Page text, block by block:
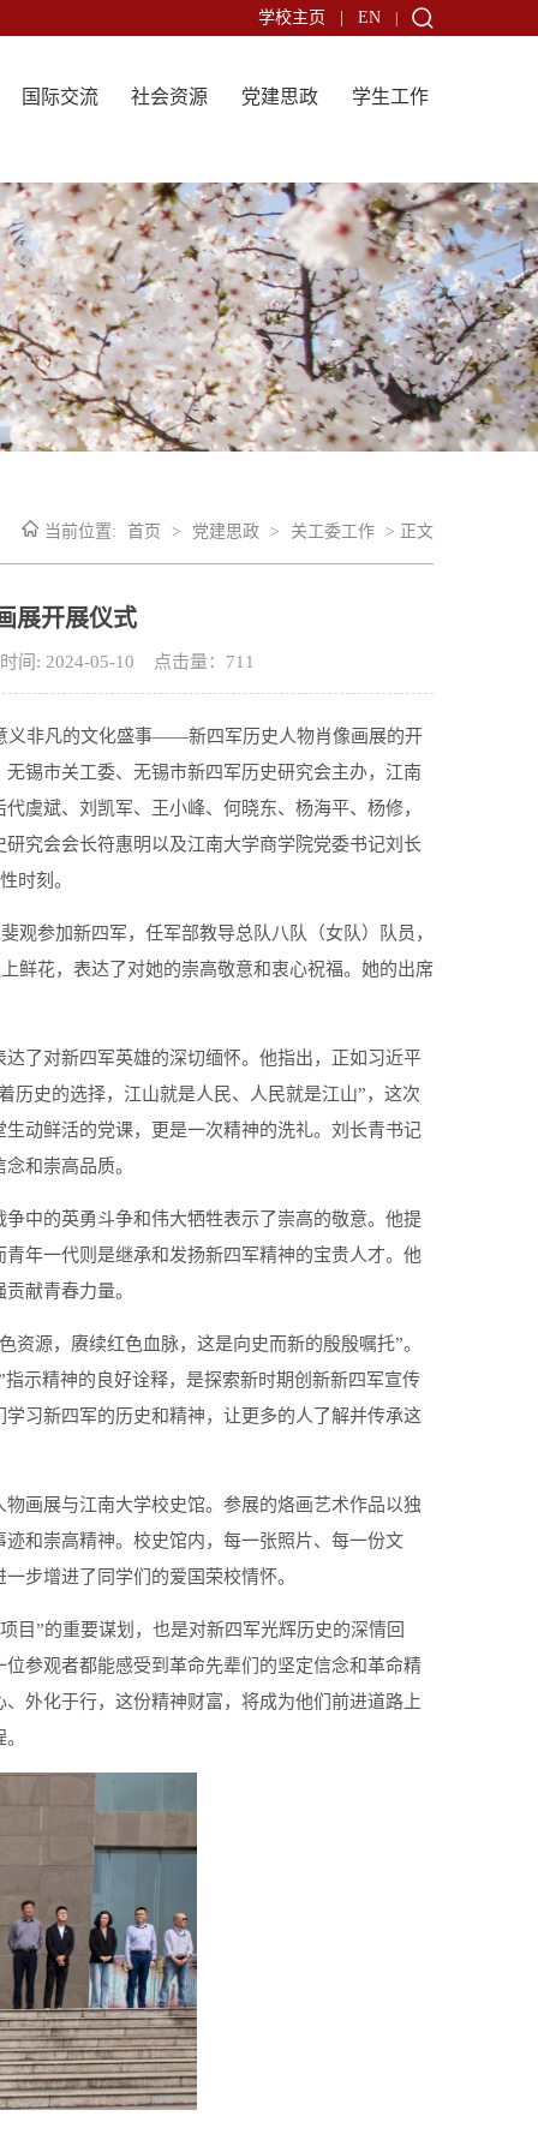
学校主页 EN
国际交流 社会资源 党建思政 学生工作
当前位置: 首页 > 党建思政 > 关工委工作 > 正文
展开展仪式
间: 2024-05-10 点击量： 711
义非凡的文化盛事——新四军历史人物肖像画展的开
锡市关工委、无锡市新四军历史研究会主办，江南
虞斌、刘凯军、王小峰、何晓东、杨海平、杨修，
究会会长符惠明以及江南大学商学院党委书记刘长
时刻。
观参加新四军，任军部教导总队八队（女队）队员，
鲜花，表达了对她的崇高敬意和衷心祝福。她的出席
了对新四军英雄的深切缅怀。他指出，正如习近平
历史的选择，江山就是人民、人民就是江山”，这次
动鲜活的党课，更是一次精神的洗礼。刘长青书记
和崇高品质。
中的英勇斗争和伟大牺牲表示了崇高的敬意。他提
年一代则是继承和发扬新四军精神的宝贵人才。他
献青春力量。
源，赓续红色血脉，这是向史而新的殷殷嘱托”。
示精神的良好诠释，是探索新时期创新新四军宣传
习新四军的历史和精神，让更多的人了解并传承这
画展与江南大学校史馆。参展的烙画艺术作品以独
和崇高精神。校史馆内，每一张照片、每一份文
步增进了同学们的爱国荣校情怀。
目”的重要谋划，也是对新四军光辉历史的深情回
参观者都能感受到革命先辈们的坚定信念和革命精
外化于行，这份精神财富，将成为他们前进道路上